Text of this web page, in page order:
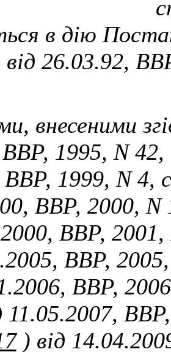
в дію
від 26.03.92,
внесеними
1995, N
ВВР, 1999, N 4,
ВВР, 2000,
ВВР,
ВВР,
ВВР,
11.05.2007,
) від